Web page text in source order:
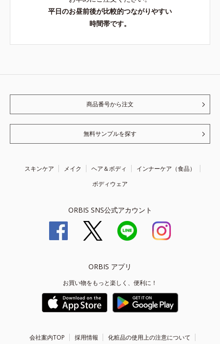
平日のお昼前後が比較的つながりやすい
時間帯です。
商品番号から注文
無料サンプルを探す
スキンケア メイク ヘア＆ボディ
インナーケア（食品）
ボディウェア
ORBIS SNS公式アカウント
ORBIS アプリ
お買い物をもっと楽しく、便利に！
会社案内TOP 採用情報 化粧品の使用上の注意について